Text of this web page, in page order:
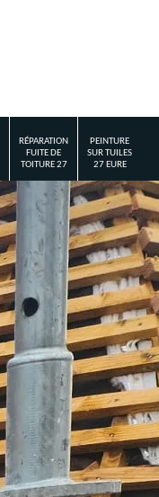
RÉPARATION
FUITE DE
TOITURE 27
PEINTURE
SUR TUILES
27 EURE